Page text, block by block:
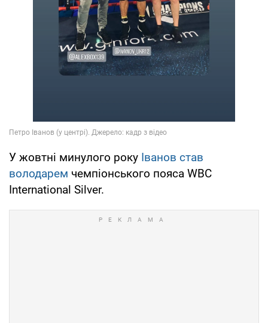
У жовтні минулого року Іванов став
володарем чемпіонського пояса WBC
International Silver.